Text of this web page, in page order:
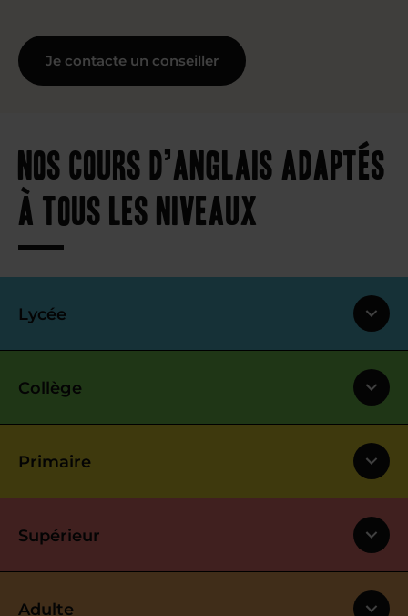
Je contacte un conseiller
Nos cours d’anglais adaptés
à tous les niveaux
Lycée
Collège
Primaire
Supérieur
Adulte